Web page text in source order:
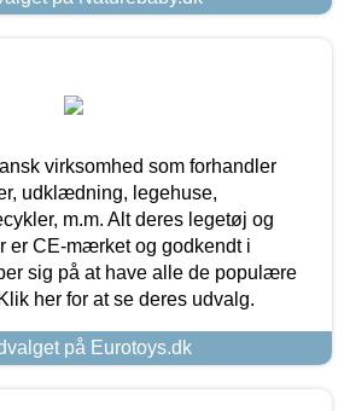
virksomhed som forhandler
udklædning, legehuse,
m.m. Alt deres legetøj og
er CE-mærket og godkendt i
sig på at have alle de populære
her for at se deres udvalg.
på Eurotoys.dk